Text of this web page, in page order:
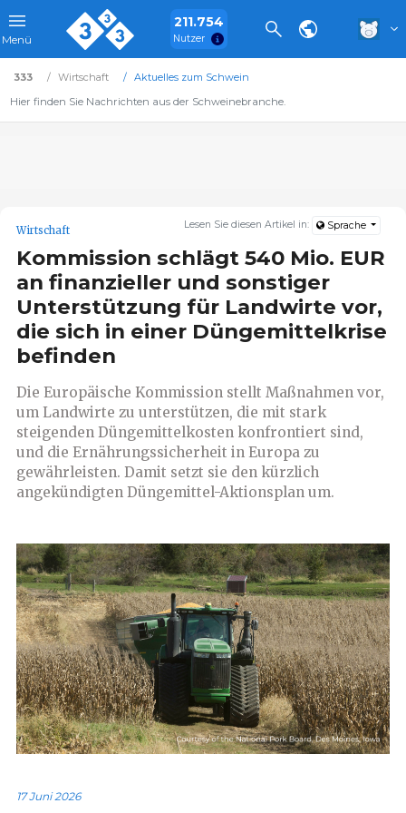
Menü
211.754
Nutzer
333 Wirtschaft
Aktuelles zum Schwein
Hier finden Sie Nachrichten aus der Schweinebranche.
Lesen Sie diesen Artikel in: Sprache
Wirtschaft
Kommission schlägt 540 Mio. EUR
an finanzieller und sonstiger
Unterstützung für Landwirte vor,
die sich in einer Düngemittelkrise
befinden
Die Europäische Kommission stellt Maßnahmen vor,
um Landwirte zu unterstützen, die mit stark
steigenden Düngemittelkosten konfrontiert sind,
und die Ernährungssicherheit in Europa zu
gewährleisten. Damit setzt sie den kürzlich
angekündigten Düngemittel-Aktionsplan um.
17 Juni 2026